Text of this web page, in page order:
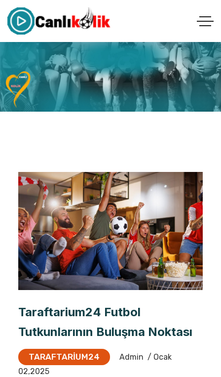
Taraftarium24 Futbol
Tutkunlarının Buluşma Noktası
TARAFTARIUM24 Admin / Ocak
02,2025